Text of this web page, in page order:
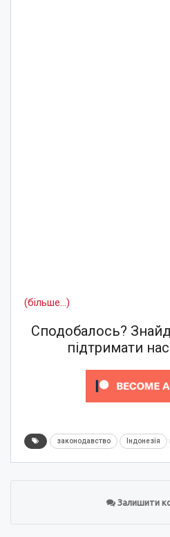
(більше…)
Сподобалось?
підтримати
законодавство Індонезія
Залишити